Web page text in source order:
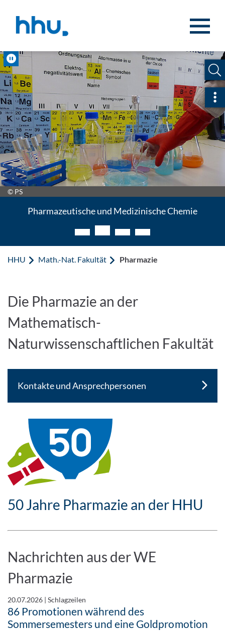
© PS
Pharmazeutische und Medizinische Chemie
Pause
HHU Math.-Nat. Fakultät Pharmazie
Pharmazie
Die Pharmazie an der
Mathematisch-
Naturwissenschaftlichen Fakultät
Kontakte und Ansprechpersonen
50 Jahre Pharmazie an der HHU
Nachrichten aus der WE
Pharmazie
20.07.2026 |Schlagzeilen
86 Promotionen während des
Sommersemesters und eine Goldpromotion